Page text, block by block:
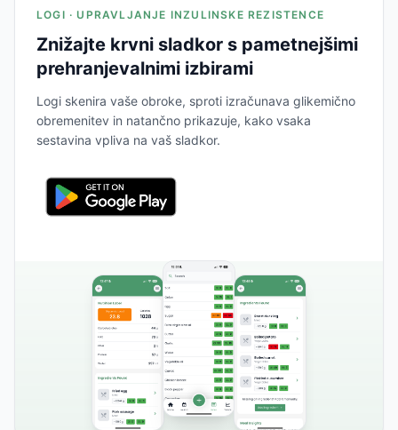
LOGI · UPRAVLJANJE INZULINSKE REZISTENCE
Znižajte krvni sladkor s pametnejšimi
prehranjevalnimi izbirami
Logi skenira vaše obroke, sproti izračunava glikemično
obremenitev in natančno prikazuje, kako vsaka
sestavina vpliva na vaš sladkor.